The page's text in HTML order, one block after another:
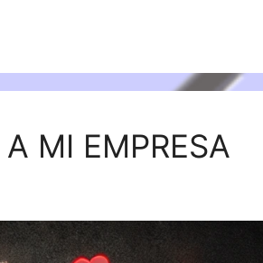
MI EMPRESA